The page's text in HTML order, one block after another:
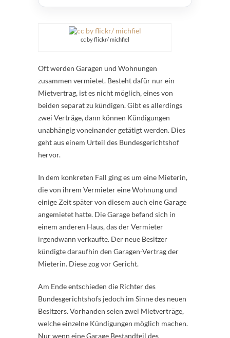
cc by flickr/ michfiel
Oft werden Garagen und Wohnungen
zusammen vermietet. Besteht dafür nur ein
Mietvertrag, ist es nicht möglich, eines von
beiden separat zu kündigen. Gibt es allerdings
zwei Verträge, dann können Kündigungen
unabhängig voneinander getätigt werden. Dies
geht aus einem Urteil des Bundesgerichtshof
hervor.
In dem konkreten Fall ging es um eine Mieterin,
die von ihrem Vermieter eine Wohnung und
einige Zeit später von diesem auch eine Garage
angemietet hatte. Die Garage befand sich in
einem anderen Haus, das der Vermieter
irgendwann verkaufte. Der neue Besitzer
kündigte daraufhin den Garagen-Vertrag der
Mieterin. Diese zog vor Gericht.
Am Ende entschieden die Richter des
Bundesgerichtshofs jedoch im Sinne des neuen
Besitzers. Vorhanden seien zwei Mietverträge,
welche einzelne Kündigungen möglich machen.
Nur wenn eine Garage Bestandteil des